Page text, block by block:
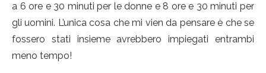
a 6 ore e 30 minuti per le donne e 8 ore e 30 minuti per
gli uomini. L’unica cosa che mi vien da pensare è che se
fossero stati insieme avrebbero impiegati entrambi
meno tempo!